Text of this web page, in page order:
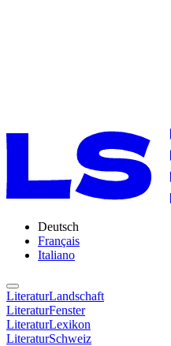
Deutsch
Français
Italiano
LiteraturLandschaft
LiteraturFenster
LiteraturLexikon
LiteraturSchweiz